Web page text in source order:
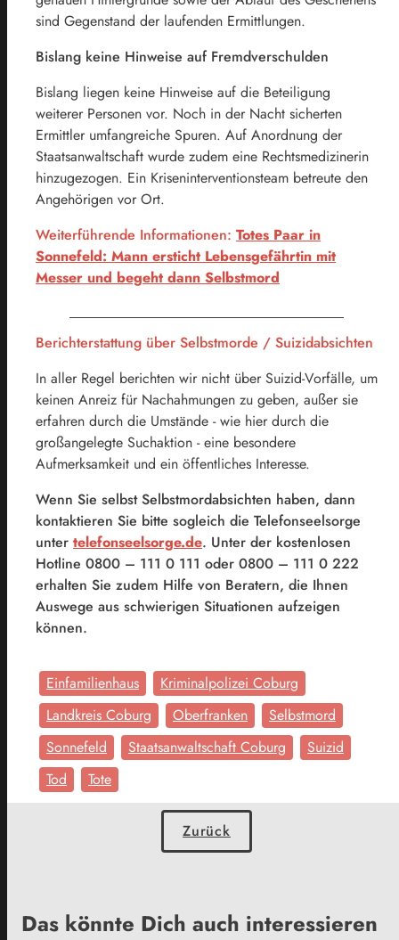
sind Gegenstand der laufenden Ermittlungen.
Bislang keine Hinweise auf Fremdverschulden
Bislang liegen keine Hinweise auf die Beteiligung
weiterer Personen vor. Noch in der Nacht sicherten
Ermittler umfangreiche Spuren. Auf Anordnung der
Staatsanwaltschaft wurde zudem eine Rechtsmedizinerin
hinzugezogen. Ein Kriseninterventionsteam betreute den
Angehörigen vor Ort.
Weiterführende Informationen: Totes Paar in
Sonnefeld: Mann ersticht Lebensgefährtin mit
Messer und begeht dann Selbstmord
Berichterstattung über Selbstmorde / Suizidabsichten
In aller Regel berichten wir nicht über Suizid-Vorfälle, um
keinen Anreiz für Nachahmungen zu geben, außer sie
erfahren durch die Umstände - wie hier durch die
großangelegte Suchaktion - eine besondere
Aufmerksamkeit und ein öffentliches Interesse.
Wenn Sie selbst Selbstmordabsichten haben, dann
kontaktieren Sie bitte sogleich die Telefonseelsorge
unter telefonseelsorge.de. Unter der kostenlosen
Hotline 0800 – 111 0 111 oder 0800 – 111 0 222
erhalten Sie zudem Hilfe von Beratern, die Ihnen
Auswege aus schwierigen Situationen aufzeigen
können.
Einfamilienhaus
Kriminalpolizei Coburg
Landkreis Coburg
Oberfranken
Selbstmord
Sonnefeld
Staatsanwaltschaft Coburg
Suizid
Tod
Tote
Zurück
Das könnte Dich auch interessieren